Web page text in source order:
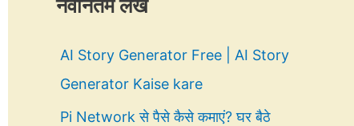
नवीनतम लेख
AI Story Generator Free | AI Story
Generator Kaise kare
Pi Network से पैसे कैसे कमाएं? घर बैठे